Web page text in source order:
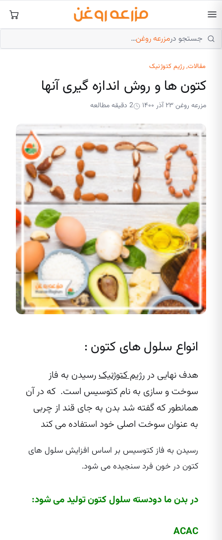
به
محتوا جستجو درمزرعه روغن…
مقالات, رژیم کتوژنیک
کتون ها و روش اندازه گیری آنها
مزرعه روغن۲۳ آذر ۱۴۰۰ 2 دقیقه مطالعه
انواع سلول های کتون :
هدف نهایی دررژیم کتوژنیکرسیدن به فاز
سوخت و سازی به نام کتوسیس است. که در آن
همانطور که گفته شد بدن به جای قند از چربی
به عنوان سوخت اصلی خود استفاده می کند
رسیدن به فاز کتوسیس بر اساس افزایش سلول های
کتون در خون فرد سنجیده می شود.
در بدن ما دودسته سلول کتون تولید می شود:
ACAC